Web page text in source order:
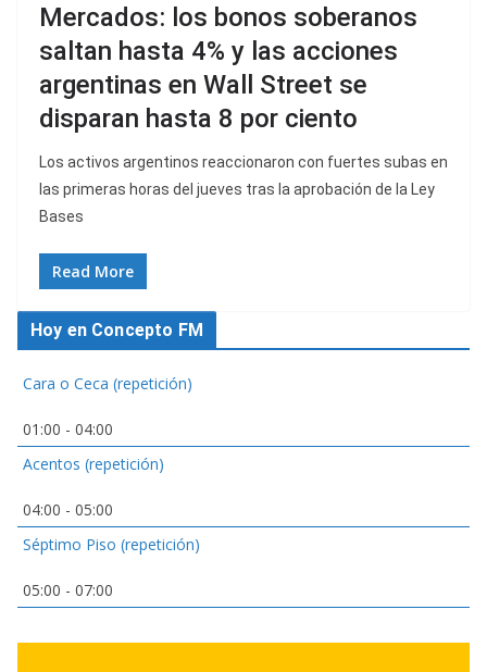
Mercados: los bonos soberanos
saltan hasta 4% y las acciones
argentinas en Wall Street se
disparan hasta 8 por ciento
Los activos argentinos reaccionaron con fuertes subas en
las primeras horas del jueves tras la aprobación de la Ley
Bases
Read More
Hoy en Concepto FM
Cara o Ceca (repetición)
01:00 - 04:00
Acentos (repetición)
04:00 - 05:00
Séptimo Piso (repetición)
05:00 - 07:00